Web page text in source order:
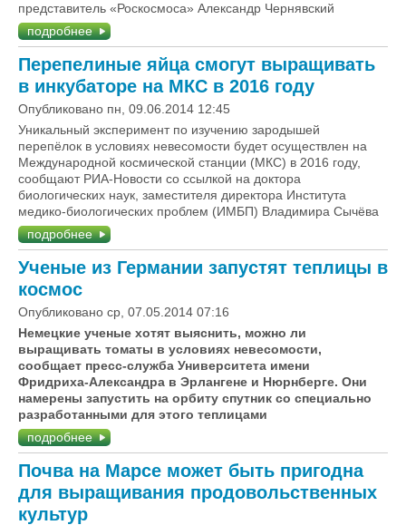
представитель «Роскосмоса» Александр Чернявский
подробнее
Перепелиные яйца смогут выращивать
в инкубаторе на МКС в 2016 году
Опубликовано пн, 09.06.2014 12:45
Уникальный эксперимент по изучению зародышей
перепёлок в условиях невесомости будет осуществлен на
Международной космической станции (МКС) в 2016 году,
сообщают РИА-Новости со ссылкой на доктора
биологических наук, заместителя директора Института
медико-биологических проблем (ИМБП) Владимира Сычёва
подробнее
Ученые из Германии запустят теплицы в
космос
Опубликовано ср, 07.05.2014 07:16
Немецкие ученые хотят выяснить, можно ли
выращивать томаты в условиях невесомости,
сообщает пресс-служба Университета имени
Фридриха-Александра в Эрлангене и Нюрнберге. Они
намерены запустить на орбиту спутник со специально
разработанными для этого теплицами
подробнее
Почва на Марсе может быть пригодна
для выращивания продовольственных
культур